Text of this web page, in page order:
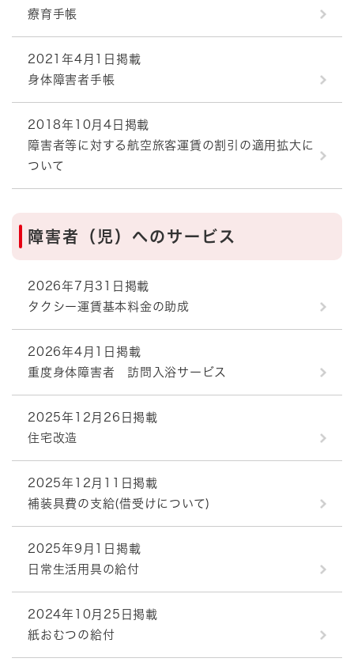
療育手帳
2021年4月1日掲載
身体障害者手帳
2018年10月4日掲載
障害者等に対する航空旅客運賃の割引の適用拡大に
ついて
障害者（児）へのサービス
2026年7月31日掲載
タクシー運賃基本料金の助成
2026年4月1日掲載
重度身体障害者 訪問入浴サービス
2025年12月26日掲載
住宅改造
2025年12月11日掲載
補装具費の支給(借受けについて)
2025年9月1日掲載
日常生活用具の給付
2024年10月25日掲載
紙おむつの給付